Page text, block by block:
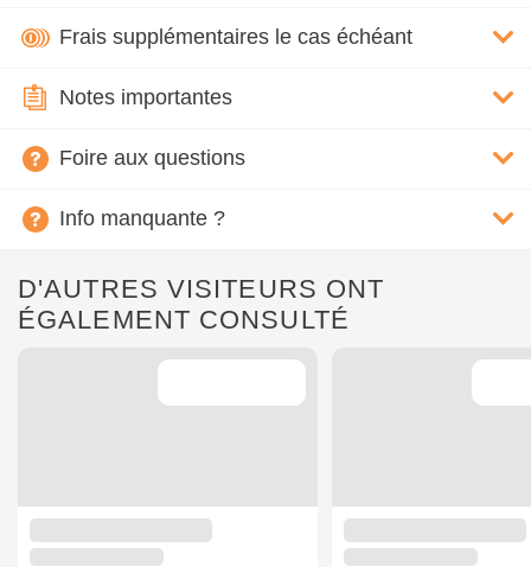
Frais supplémentaires le cas échéant
Notes importantes
Foire aux questions
Info manquante ?
D'AUTRES VISITEURS ONT
ÉGALEMENT CONSULTÉ